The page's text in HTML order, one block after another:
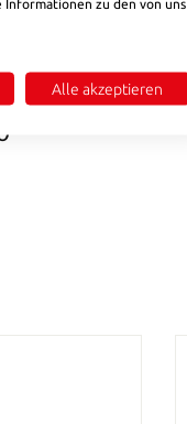
Alle akzeptieren